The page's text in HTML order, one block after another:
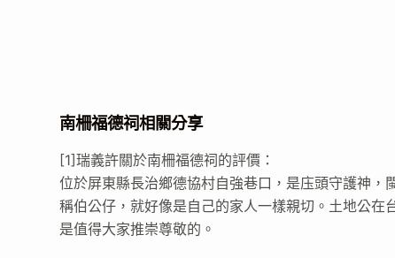
南柵福德祠相關分享
[1]瑞義許關於南柵福德祠的評價：
位於屏東縣長治鄉德協村自強巷口，是庒頭守護神
稱伯公仔，就好像是自己的家人一樣親切。土地公
是值得大家推崇尊敬的。